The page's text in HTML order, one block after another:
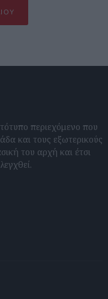
περιεχόμενο που
και τους εξωτερικούς
του αρχή και έτσι